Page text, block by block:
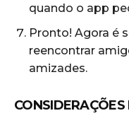
quando o app
Pronto! Agora é
reencontrar
amizades.
CONSIDERAÇÕES